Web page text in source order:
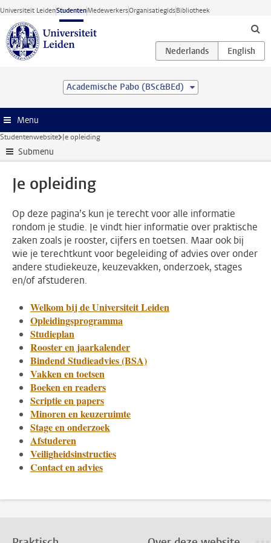
Ga direct naar de inhoud
Universiteit LeidenStudentenMedewerkersOrganisatiegidsBibliotheek
Academische Pabo (BSc&BEd)
Menu
Studentenwebsite Je opleiding
Submenu
Je opleiding
Op deze pagina’s kun je terecht voor alle informatie
rondom je studie. Je vindt hier informatie over praktische
zaken zoals je rooster, cijfers en toetsen. Maar ook bij
wie je terechtkunt voor begeleiding of advies over onder
andere studiekeuze, keuzevakken, onderzoek, stages
en/of afstuderen.
Welkom bij de Universiteit Leiden
Opleidingsprogramma
Studieplan
Rooster en jaarkalender
Bindend Studieadvies (BSA)
Vakken en toetsen
Boeken en readers
Scriptie en papers
Minoren en keuzeruimte
Stage en onderzoek
Afstuderen
Veiligheidsinstructies
Contact en advies